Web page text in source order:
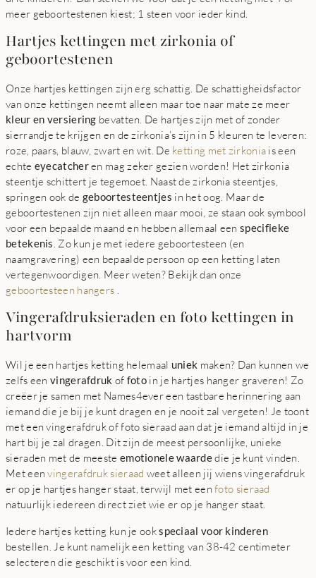
meer geboortestenen kiest; 1 steen voor ieder kind.
Hartjes kettingen met zirkonia of
geboortestenen
Onze hartjes kettingen zijn erg schattig. De schattigheidsfactor
van onze kettingen neemt alleen maar toe naar mate ze meer
kleur en versiering bevatten. De hartjes zijn met of zonder
sierrandje te krijgen en de zirkonia’s zijn in 5 kleuren te leveren:
roze, paars, blauw, zwart en wit. De ketting met zirkonia is een
echte eyecatcheren mag zeker gezien worden! Het zirkonia
steentje schittert je tegemoet. Naast de zirkonia steentjes,
springen ook de geboortesteentjes in het oog. Maar de
geboortestenen zijn niet alleen maar mooi, ze staan ook symbool
voor een bepaalde maand en hebben allemaal eenspecifieke
betekenis . Zo kun je met iedere geboortesteen (en
naamgravering) een bepaalde persoon op een ketting laten
vertegenwoordigen. Meer weten? Bekijk dan onze
geboortesteen hangers
Vingerafdruksieraden en foto kettingen in
hartvorm
Wil je een hartjes ketting helemaal uniek maken? Dan kunnen we
zelfs een vingerafdruk of foto in je hartjes hanger graveren! Zo
creëer je samen met Names4ever een tastbare herinnering aan
iemand die je bij je kunt dragen en je nooit zal vergeten! Je toont
met een vingerafdruk of foto sieraad aan dat je iemand altijd in je
hart bij je zal dragen. Dit zijn de meest persoonlijke, unieke
sieraden met de meeste emotionele waardedie je kunt vinden.
Met eenvingerafdruk sieraad weet alleen jij wiens vingerafdruk
er op je hartjes hanger staat, terwijl met eenfoto sieraad
natuurlijk iedereen direct ziet wie er op je hanger staat.
Iedere hartjes ketting kun je ookspeciaal voor kinderen
bestellen. Je kunt namelijk een ketting van 38-42 centimeter
selecteren die geschikt is voor een kind.